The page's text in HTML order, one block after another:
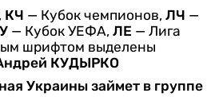
КЧ — Кубок чемпионов, ЛЧ —
— Кубок УЕФА, ЛЕ — Лига
шрифтом выделены
КУДЫРКО
Украины займет в группе